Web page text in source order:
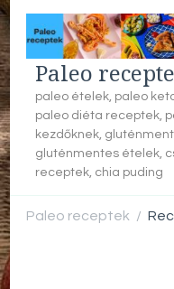
Paleo
paleo ételek, paleo
paleo diéta receptek,
kezdőknek,
gluténmentes ételek,
receptek, chia puding
Paleo receptek /